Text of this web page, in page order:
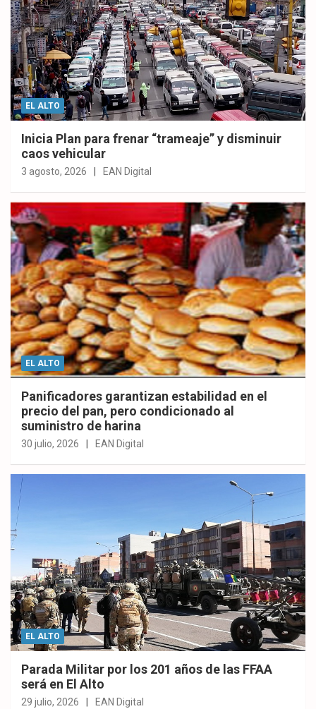
EL ALTO
Inicia Plan para frenar “trameaje” y disminuir
caos vehicular
3 agosto, 2026 EAN Digital
EL ALTO
Panificadores garantizan estabilidad en el
precio del pan, pero condicionado al
suministro de harina
30 julio, 2026 EAN Digital
EL ALTO
Parada Militar por los 201 años de las FFAA
será en El Alto
29 julio, 2026 EAN Digital